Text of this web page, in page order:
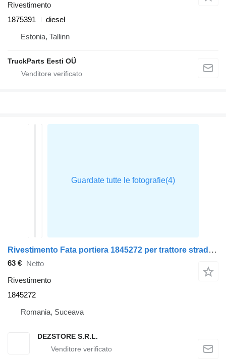
Rivestimento
1875391
diesel
Estonia, Tallinn
TruckParts Eesti OÜ
Rivestimento Fata portiera 1845272 per trattore stradale DAF XF
63 €
Netto
Rivestimento
1845272
Romania, Suceava
DEZSTORE S.R.L.